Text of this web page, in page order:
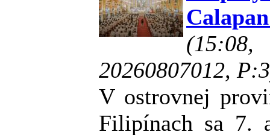
20260807012,
V ostrovnej
Filipínach sa 7.